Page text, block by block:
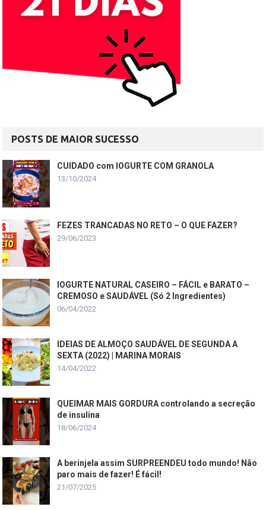
POSTS DE MAIOR SUCESSO
CUIDADO com IOGURTE COM GRANOLA
13/10/2024
FEZES TRANCADAS NO RETO – O QUE FAZER?
29/06/2023
IOGURTE NATURAL CASEIRO – FÁCIL e BARATO –
CREMOSO e SAUDÁVEL (Só 2 Ingredientes)
06/04/2022
IDEIAS DE ALMOÇO SAUDÁVEL DE SEGUNDA A
SEXTA (2022) | MARINA MORAIS
14/04/2022
QUEIMAR MAIS GORDURA controlando a secreção
de insulina
18/06/2024
A berinjela assim SURPREENDEU todo mundo! Não
paro mais de fazer! É fácil!
21/07/2025